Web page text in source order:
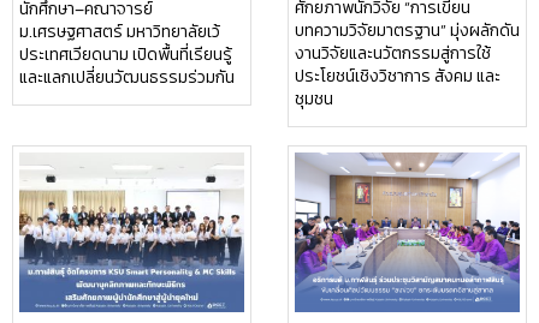
นักศึกษา–คณาจารย์
ม.เศรษฐศาสตร์ มหาวิทยาลัยเว้
ประเทศเวียดนาม เปิดพื้นที่เรียนรู้
และแลกเปลี่ยนวัฒนธรรมร่วมกัน
ศักยภาพนักวิจัย “การเขียน
บทความวิจัยมาตรฐาน” มุ่งผลักดัน
งานวิจัยและนวัตกรรมสู่การใช้
ประโยชน์เชิงวิชาการ สังคม และ
ชุมชน